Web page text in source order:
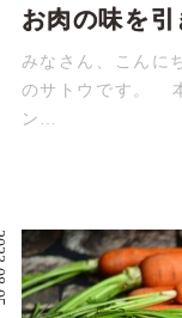
お肉の味を引
みなさん、こん
のサトウです。
ン…